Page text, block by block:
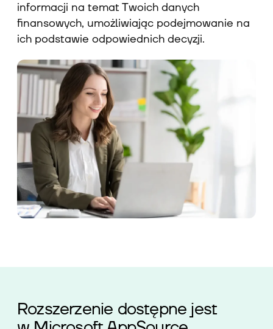
informacji na temat Twoich danych
finansowych, umożliwiając podejmowanie na
ich podstawie odpowiednich decyzji.
Rozszerzenie dostępne jest